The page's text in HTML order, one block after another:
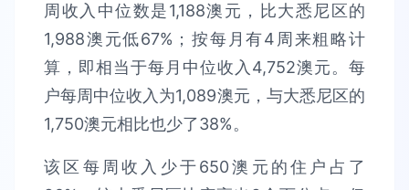
周收入中位数是1,188澳元，比大悉尼区的
1,988澳元低67%；按每月有4周来粗略计
算，即相当于每月中位收入4,752澳元。每
户每周中位收入为1,089澳元，与大悉尼区的
1,750澳元相比也少了38%。
该区每周收入少于650澳元的住户占了